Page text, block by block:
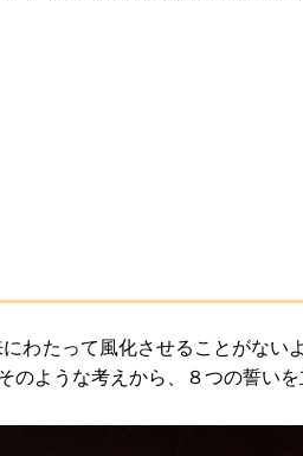
わたって風化させることがな
のような考えから、８つの誓いを